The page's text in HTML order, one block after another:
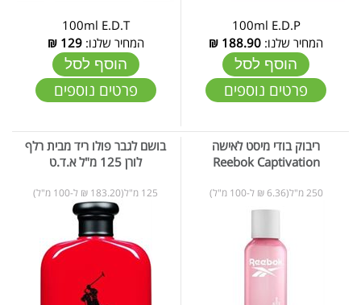
100ml E.D.P
המחיר שלנו: 188.90
₪
הוסף לסל
פרטים נוספים
100ml E.D.T
המחיר שלנו:129
₪
הוסף לסל
פרטים נוספים
ריבוק בודי מיסט לאישה
Reebok Captivation
250 מ"ל(6.36 ₪ ל-100 מ"ל)
בושם לגבר פולו ריד מבית רלף
לורן 125 מ"ל א.ד.ט
125 מ"ל(183.20 ₪ ל-100 מ"ל)